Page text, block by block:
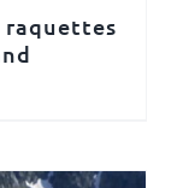
raquettes